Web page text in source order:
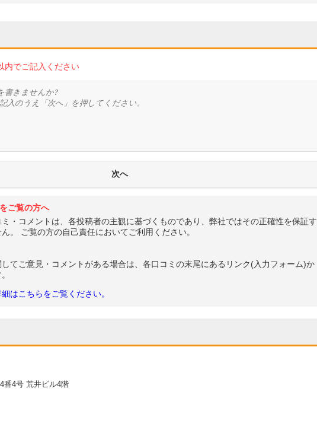
内でご記入ください
ご覧の方へ
・コメントは、各投稿者の主観に基づくものであり、弊社ではその正確性を保証す
。 ご覧の方の自己責任においてご利用ください。
てご意見・コメントがある場合は、各口コミの末尾にあるリンク(入力フォーム)か
はこちらをご覧ください。
番4号 荒井ビル4階